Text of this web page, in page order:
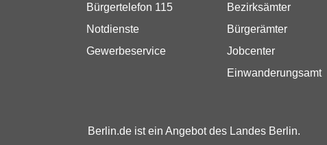
Bürgertelefon 115
Notdienste
Gewerbeservice
Bezirksämter
Bürgerämter
Jobcenter
Einwanderungsamt
Berlin.de ist ein Angebot des Landes Berlin.